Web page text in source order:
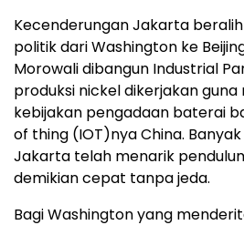
Kecenderungan Jakarta
politik dari Washington ke
Morowali dibangun Industrial
produksi nickel dikerjakan guna
kebijakan pengadaan baterai
of thing (IOT)nya China.
Jakarta telah menarik
demikian cepat tanpa jeda.
Bagi Washington yang